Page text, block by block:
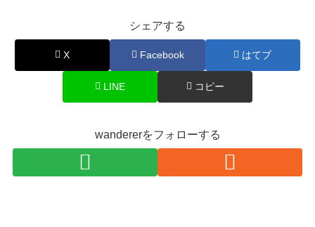
シェアする
X Facebook はてブ
LINE コピー
wandererをフォローする